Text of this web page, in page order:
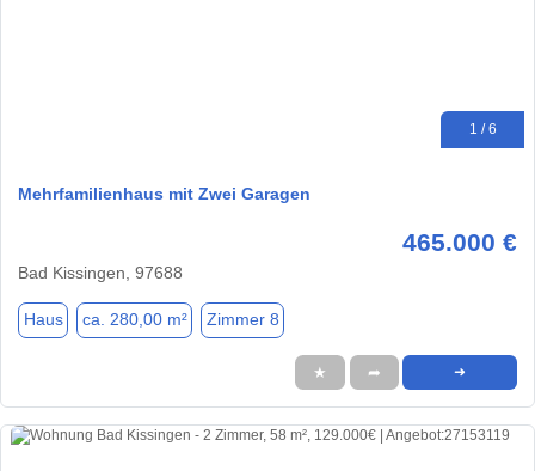
1 / 6
Mehrfamilienhaus mit Zwei Garagen
465.000 €
Bad Kissingen, 97688
Haus ca. 280,00 m² Zimmer 8
★ ➦ ➜